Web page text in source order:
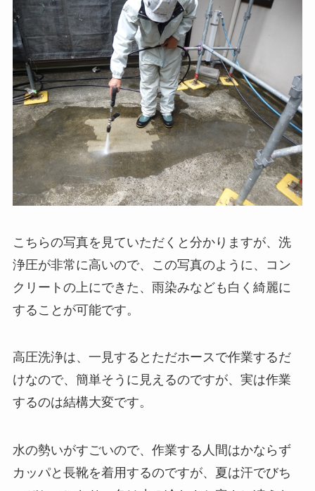
こちらの写真を見ていただくと分かりますが、洗
浄圧が非常に高いので、この写真のように、コン
クリートの上にできた、雨染みなども白く綺麗に
することが可能です。
高圧洗浄は、一見するとただホースで作業するだ
けなので、簡単そうに見えるのですが、実は作業
するのは結構大変です。
水の勢いがすごいので、作業する人間はかならず
カッパと長靴を着用するのですが、夏は汗でびち